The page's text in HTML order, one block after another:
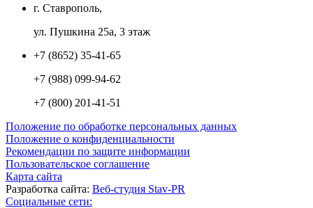
г. Ставрополь,
ул. Пушкина 25а, 3 этаж
+7 (8652) 35-41-65
+7 (988) 099-94-62
+7 (800) 201-41-51
Положение по обработке персональных данных
Положение о конфиденциальности
Рекомендации по защите информации
Пользовательское соглашение
Карта сайта
Разработка сайта: Веб-студия Stav-PR
Социальные сети: